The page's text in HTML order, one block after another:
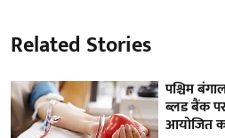
Related Stories
पश्चिम
ब्लड बैंक
आयोजित